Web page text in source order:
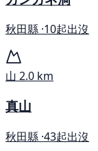
秋田縣 ·10起出沒
山 2.0 km
真山
秋田縣 ·43起出沒